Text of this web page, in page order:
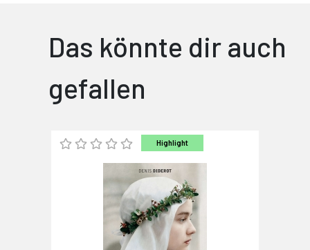
Das könnte dir auch
gefallen
Highlight